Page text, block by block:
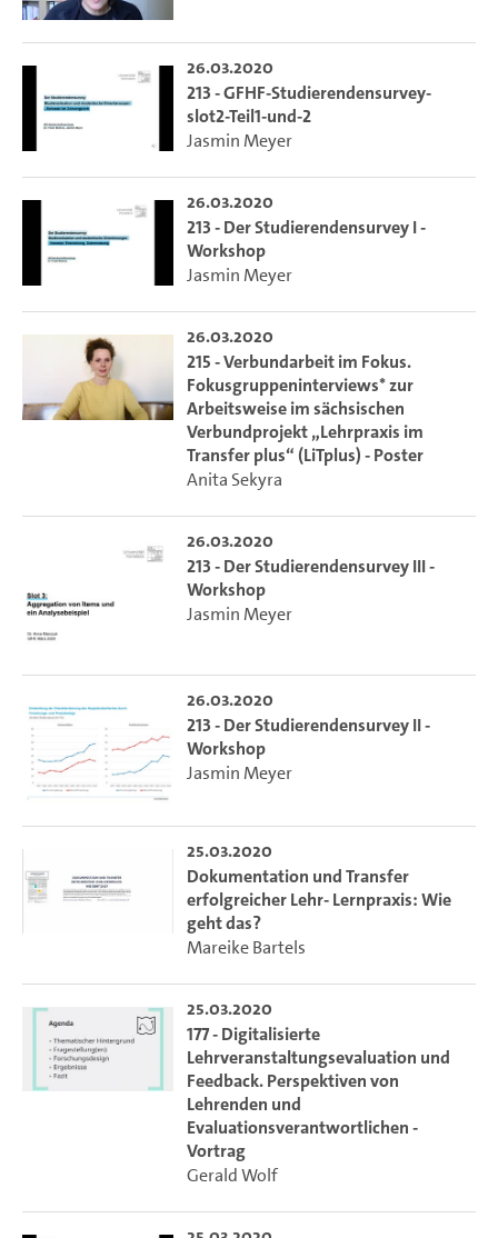
26.03.2020
213 - GFHF-Studierendensurvey-
slot2-Teil1-und-2
Jasmin Meyer
26.03.2020
213 - Der Studierendensurvey I -
Workshop
Jasmin Meyer
26.03.2020
215 - Verbundarbeit im Fokus.
Fokusgruppeninterviews* zur
Arbeitsweise im sächsischen
Verbundprojekt „Lehrpraxis im
Transfer plus“ (LiTplus) - Poster
Anita Sekyra
26.03.2020
213 - Der Studierendensurvey III -
Workshop
Jasmin Meyer
26.03.2020
213 - Der Studierendensurvey II -
Workshop
Jasmin Meyer
25.03.2020
Dokumentation und Transfer
erfolgreicher Lehr- Lernpraxis: Wie
geht das?
Mareike Bartels
25.03.2020
177 - Digitalisierte
Lehrveranstaltungsevaluation und
Feedback. Perspektiven von
Lehrenden und
Evaluationsverantwortlichen -
Vortrag
Gerald Wolf